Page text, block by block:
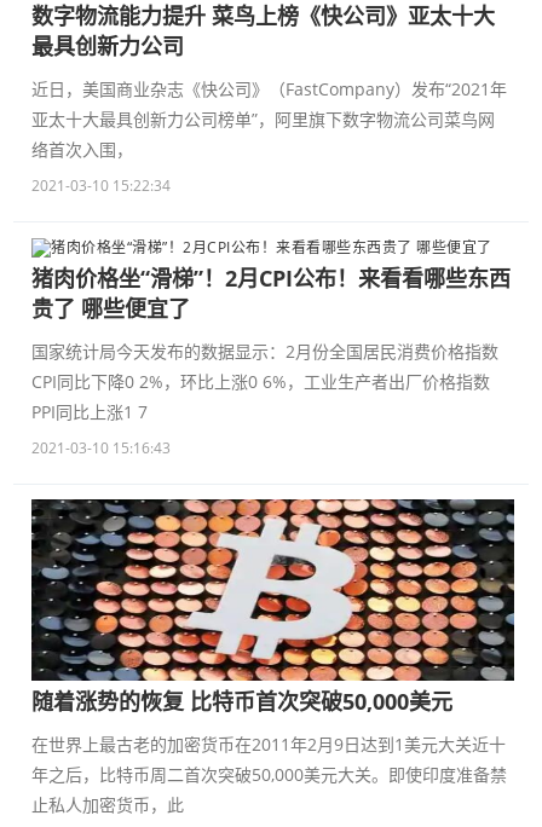
数字物流能力提升 菜鸟上榜《快公司》亚太十大
最具创新力公司
近日，美国商业杂志《快公司》（FastCompany）发布“2021年
亚太十大最具创新力公司榜单”，阿里旗下数字物流公司菜鸟网
络首次入围，
2021-03-10 15:22:34
猪肉价格坐“滑梯”！2月CPI公布！来看看哪些东西
贵了 哪些便宜了
国家统计局今天发布的数据显示：2月份全国居民消费价格指数
CPI同比下降0 2%，环比上涨0 6%，工业生产者出厂价格指数
PPI同比上涨1 7
2021-03-10 15:16:43
随着涨势的恢复 比特币首次突破50,000美元
在世界上最古老的加密货币在2011年2月9日达到1美元大关近十
年之后，比特币周二首次突破50,000美元大关。即使印度准备禁
止私人加密货币，此